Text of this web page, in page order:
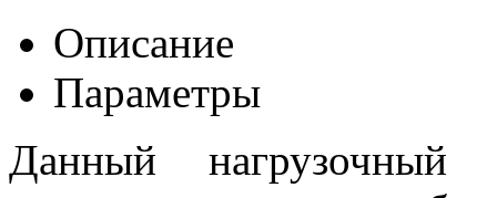
Описание
Параметры
Данный нагрузочный